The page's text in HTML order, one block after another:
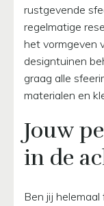
rustgevende
regelmatige
het vormgeven
designtuinen
graag alle
materialen en
Jouw
in de
Ben jij